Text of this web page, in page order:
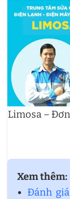
Limosa –
Xem thêm:
Đánh